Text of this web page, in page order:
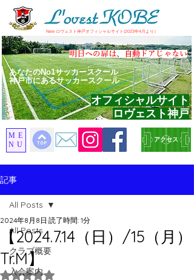
​New ロヴェスト神戸オフィシャルサイト(2023年4月より）
​明日への扉は、自動ドアじゃない
あなたのNo1サッカースクール
神戸市にあるサッカースクール
アクセス
オフィシャルサイト
ロヴェスト神戸
ME
NU
記事
All Posts
クラブ概要
入会案内
All Posts
【2024.7.14（日）/15（月）
Tr.M】
2024年8月8日 読了時間: 1分
5つ星のうちNaNと評価されています。